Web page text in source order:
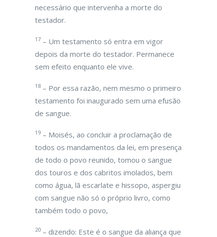
necessário que intervenha a morte do
testador.
17 – Um testamento só entra em vigor
depois da morte do testador. Permanece
sem efeito enquanto ele vive.
18 – Por essa razão, nem mesmo o primeiro
testamento foi inaugurado sem uma efusão
de sangue.
19 – Moisés, ao concluir a proclamação de
todos os mandamentos da lei, em presença
de todo o povo reunido, tomou o sangue
dos touros e dos cabritos imolados, bem
como água, lã escarlate e hissopo, aspergiu
com sangue não só o próprio livro, como
também todo o povo,
20 – dizendo: Este é o sangue da aliança que